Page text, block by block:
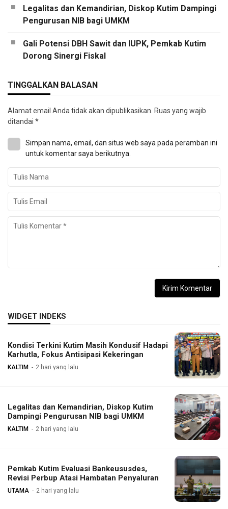
Legalitas dan Kemandirian, Diskop Kutim Dampingi
Pengurusan NIB bagi UMKM
Gali Potensi DBH Sawit dan IUPK, Pemkab Kutim
Dorong Sinergi Fiskal
TINGGALKAN BALASAN
Alamat email Anda tidak akan dipublikasikan. Ruas yang wajib
ditandai *
Simpan nama, email, dan situs web saya pada peramban ini
untuk komentar saya berikutnya.
WIDGET INDEKS
Kondisi Terkini Kutim Masih Kondusif Hadapi
Karhutla, Fokus Antisipasi Kekeringan
KALTIM 2 hari yang lalu
Legalitas dan Kemandirian, Diskop Kutim
Dampingi Pengurusan NIB bagi UMKM
KALTIM 2 hari yang lalu
Pemkab Kutim Evaluasi Bankeususdes,
Revisi Perbup Atasi Hambatan Penyaluran
UTAMA 2 hari yang lalu